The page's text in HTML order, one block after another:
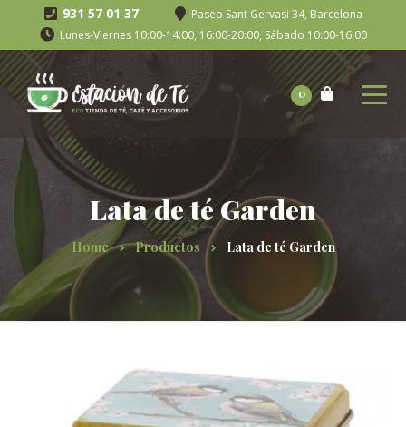
931 57 01 37
Paseo Sant Gervasi 34, Barcelona
Lunes-Viernes 10:00-14:00, 16:00-20:00, Sábado 10:00-16:00
0
Lata de té Garden
Home Productos Lata de té Garden